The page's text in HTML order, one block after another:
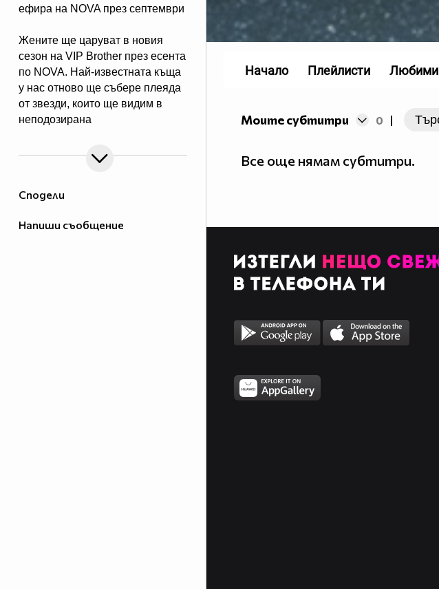
Сподели
Напиши съобщение
ефира на NOVA през септември
Жените ще царуват в новия
сезон на VIP Brother през есента
по NOVA. Най-известната къща
у нас отново ще събере плеяда
от звезди, които ще видим в
неподозирана
основите на риалити
телевизията в България, се
темата "Женско царство“
но и цялата отговорност в
Моите субтитри 0 |
Все още нямам субтитри.
Начало Плейлисти Любими